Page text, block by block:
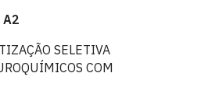
SELETIVA
COM